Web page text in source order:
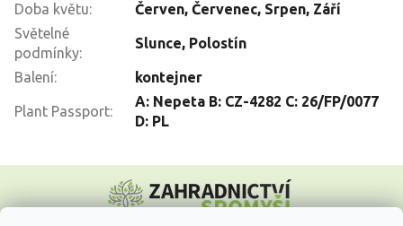
Doba květu: Červen, Červenec, Srpen, Září
Světelné
podmínky:
Slunce, Polostín
Balení: kontejner
Plant Passport:
A: Nepeta B: CZ-4282 C: 26/FP/0077
D: PL
p